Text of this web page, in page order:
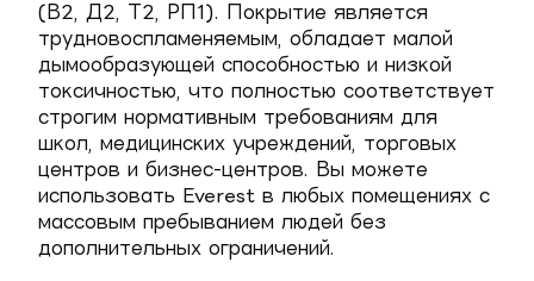
(В2, Д2, Т2, РП1). Покрытие является
трудновоспламеняемым, обладает малой
дымообразующей способностью и низкой
токсичностью, что полностью соответствует
строгим нормативным требованиям для
школ, медицинских учреждений, торговых
центров и бизнес-центров. Вы можете
использовать Everest в любых помещениях с
массовым пребыванием людей без
дополнительных ограничений.